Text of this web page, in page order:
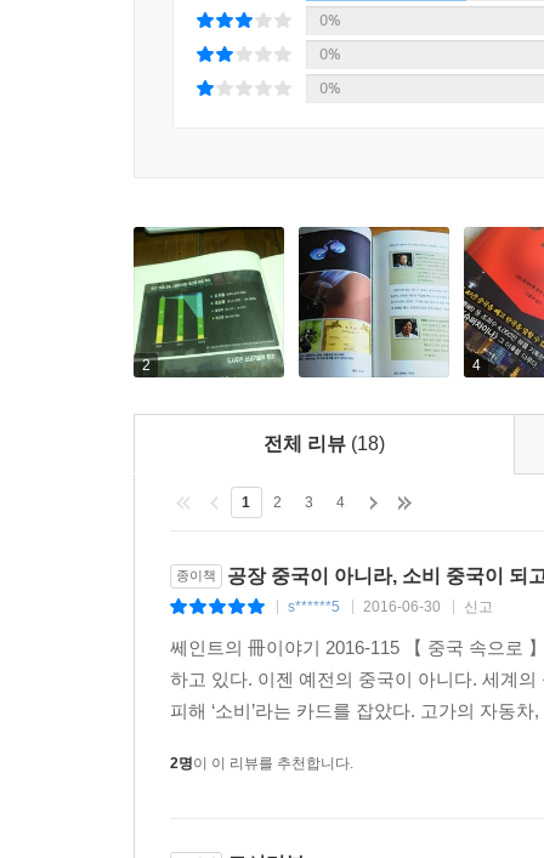
---「Part-4. 한국 경제의 다음 돌파구는 여기서」중에서
교환학생들의 이야기를 다뤘다.
3장에서는 중국인들의 고민이 무엇인지 알아보
China'의 세상으로 변화했다. 13억 인구의 중국
전략이 없다면 판판이 깨질 수밖에 없다. 이미 글
반도체, 보안 솔루션, 환경 상품 등 우리 기업들이
수출비중 25%, 전체 관광객의 40%. 대기업에서
아닌 시장(made for china)으로 부상한 중국에서
중국에서 어떻게 성공했는지 심층있게 다루고 있
중국은 지금 한국을 궁금해 하고 있다. 뜨거운 한
잘 타고 날아오를 수 있을지를 고민해야 한다.
듣고 생생한 이야기로 담았다. 거대한 이웃, 중국
0%
0%
0%
2 4
전체 리뷰 (18)
1 2 3 4
종이책 공장 중국이 아니라, 소비 중국이 되
s******5 2016-06-30 신고
쎄인트의 冊이야기 2016-115 【 중국 속으로
하고 있다. 이젠 예전의 중국이 아니다. 세계
피해 ‘소비’라는 카드를 잡았다. 고가의 자동
2명이 이 리뷰를 추천합니다.